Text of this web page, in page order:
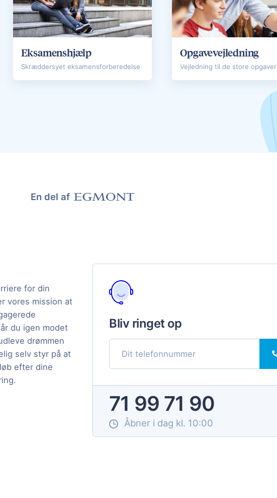
Eksamenshjælp
Skræddersyet eksamensforberedelse
Opgavevejledning
Vejledning til de store opgaver
En del af
for din
vores mission at
du igen modet
drømmen
selv styr på at
efter dine
Bliv ringet op
71 99 71 90
Åbner i dag kl. 10:00